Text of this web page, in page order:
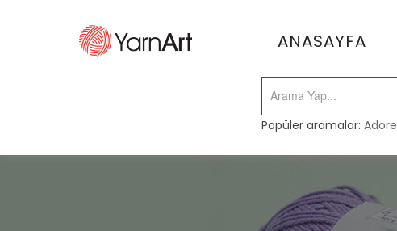
ANASAYFA
Popüler aramalar:Adore